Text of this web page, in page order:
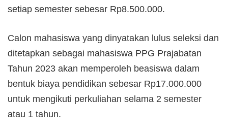
setiap semester sebesar Rp8.500.000.
Calon mahasiswa yang dinyatakan lulus seleksi dan
ditetapkan sebagai mahasiswa PPG Prajabatan
Tahun 2023 akan memperoleh beasiswa dalam
bentuk biaya pendidikan sebesar Rp17.000.000
untuk mengikuti perkuliahan selama 2 semester
atau 1 tahun.